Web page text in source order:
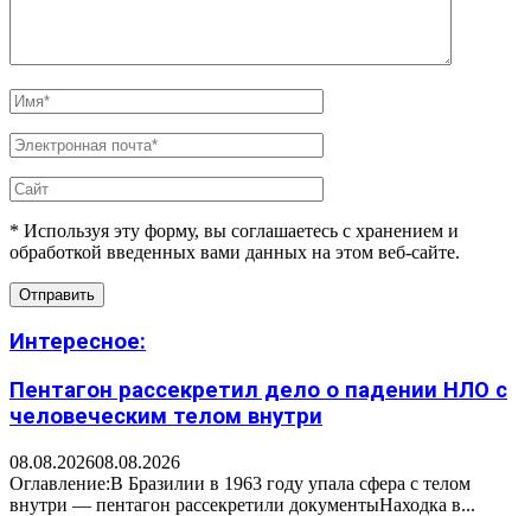
* Используя эту форму, вы соглашаетесь с хранением и
обработкой введенных вами данных на этом веб-сайте.
Интересное:
Пентагон рассекретил дело о падении НЛО с
человеческим телом внутри
08.08.202608.08.2026
Оглавление:В Бразилии в 1963 году упала сфера с телом
внутри — пентагон рассекретили документыНаходка в...